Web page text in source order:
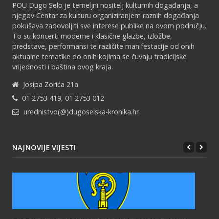
POU Dugo Selo je temeljni nositelj kulturnih događanja, a
njegov Centar za kulturu organiziranjem raznih događanja
pokušava zadovoljiti sve interese publike na ovom području.
To su koncerti moderne i klasične glazbe, izložbe,
predstave, performansi te različite manifestacije od onih
aktualne tematike do onih kojima se čuvaju tradicijske
vrijednosti i baština ovog kraja.
Josipa Zorića 21a
01 2753 419, 01 2753 012
urednistvo(@)dugoselska-kronika.hr
NAJNOVIJE VIJESTI